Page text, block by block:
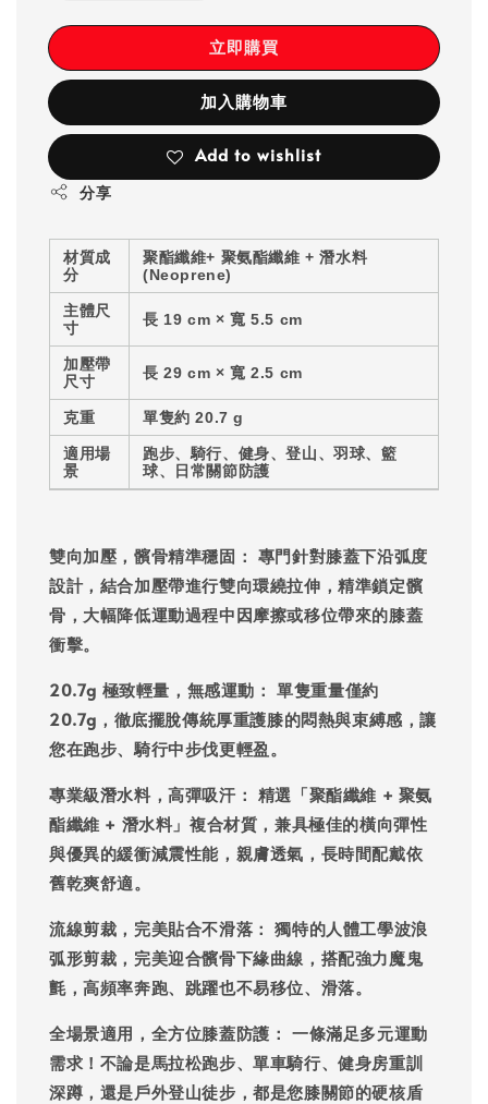
立即購買
加入購物車
Add to wishlist
分享
材質成
分
聚酯纖維+ 聚氨酯纖維 + 潛水料
(Neoprene)
主體尺
寸
長 19 cm × 寬 5.5 cm
加壓帶
尺寸
長 29 cm × 寬 2.5 cm
克重 單隻約 20.7 g
適用場
景
跑步、騎行、健身、登山、羽球、籃
球、日常關節防護
雙向加壓，髕骨精準穩固： 專門針對膝蓋下沿弧度
設計，結合加壓帶進行雙向環繞拉伸，精準鎖定髕
骨，大幅降低運動過程中因摩擦或移位帶來的膝蓋
衝擊。
20.7g 極致輕量，無感運動： 單隻重量僅約
20.7g，徹底擺脫傳統厚重護膝的悶熱與束縛感，讓
您在跑步、騎行中步伐更輕盈。
專業級潛水料，高彈吸汗： 精選「聚酯纖維 + 聚氨
酯纖維 + 潛水料」複合材質，兼具極佳的橫向彈性
與優異的緩衝減震性能，親膚透氣，長時間配戴依
舊乾爽舒適。
流線剪裁，完美貼合不滑落： 獨特的人體工學波浪
弧形剪裁，完美迎合髕骨下緣曲線，搭配強力魔鬼
氈，高頻率奔跑、跳躍也不易移位、滑落。
全場景適用，全方位膝蓋防護： 一條滿足多元運動
需求！不論是馬拉松跑步、單車騎行、健身房重訓
深蹲，還是戶外登山徒步，都是您膝關節的硬核盾